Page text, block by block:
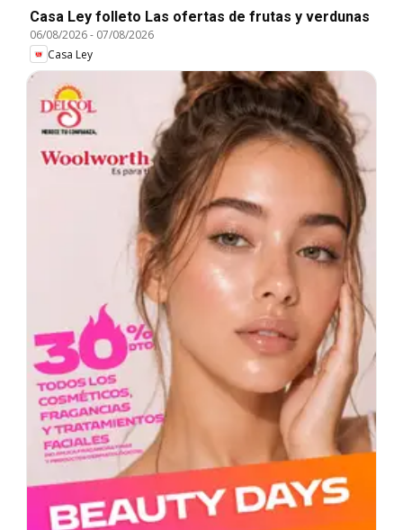
Casa Ley folleto Las ofertas de frutas y verdunas
06/08/2026- 07/08/2026
Casa Ley